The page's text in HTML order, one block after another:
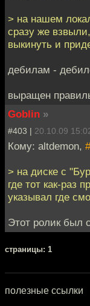
> на нашем
сразу же
выкинуть и
дебилам -
выращен
Goblin »
#403 | 20.10.09
Кому: altdemon,
> на диске с
где тот как-раз
указывал где
Этот ролик был
cтраницы: 1
полезные ссылки